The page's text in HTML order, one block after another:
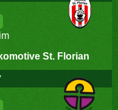
St. Florian